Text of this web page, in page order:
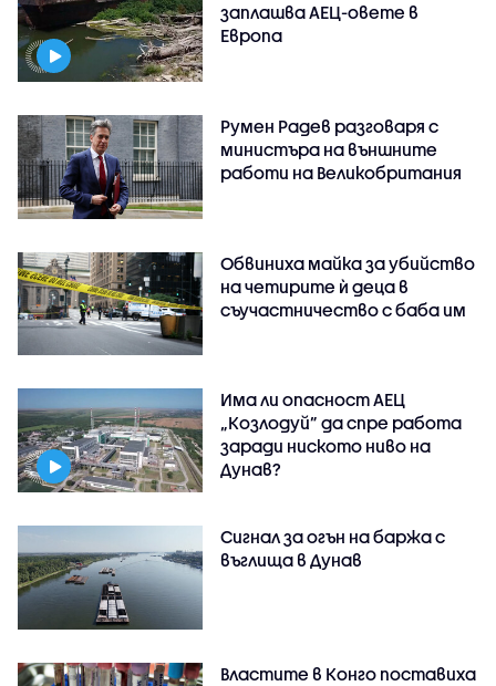
заплашва АЕЦ-овете в
Европа
Румен Радев разговаря с
министъра на външните
работи на Великобритания
Обвиниха майка за убийство
на четирите ѝ деца в
съучастничество с баба им
Има ли опасност АЕЦ
„Козлодуй” да спре работа
заради ниското ниво на
Дунав?
Сигнал за огън на баржа с
въглища в Дунав
Властите в Конго поставиха